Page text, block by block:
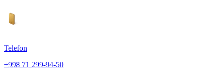
Telefon
+998 71 299-94-50